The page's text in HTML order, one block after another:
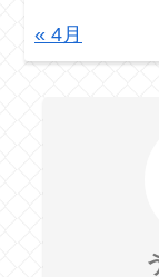
« 4月